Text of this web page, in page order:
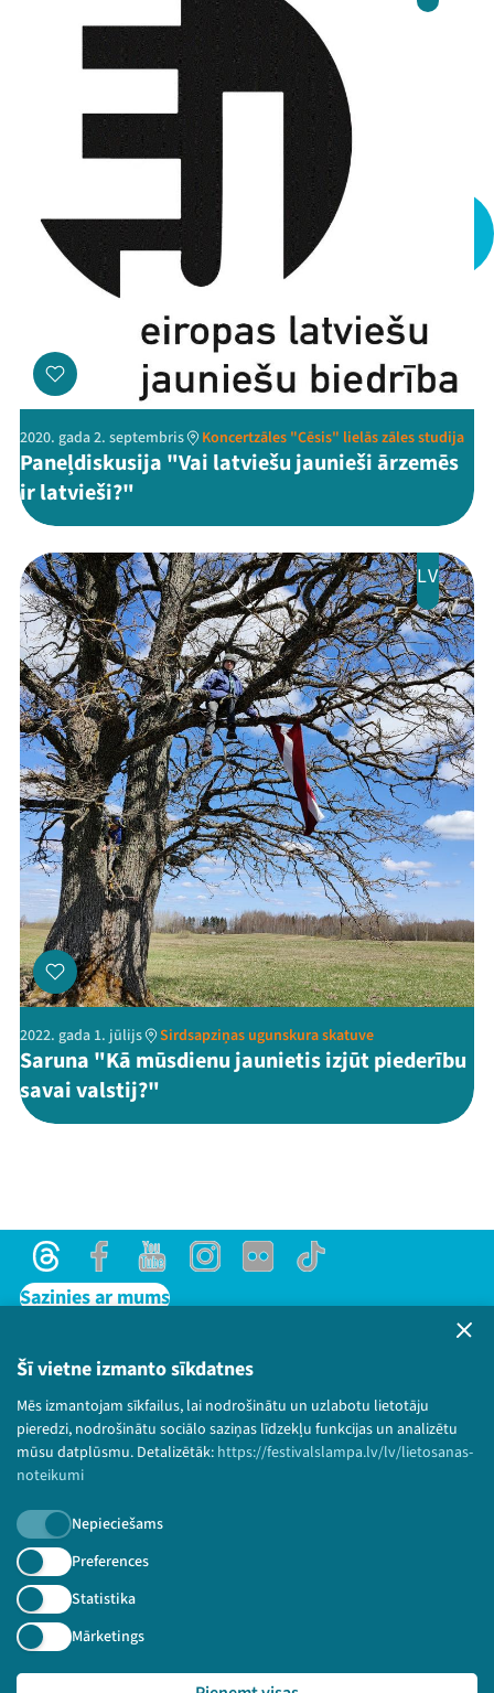
Šī vietne izmanto sīkdatnes
Mēs izmantojam sīkfailus, lai nodrošinātu un uzlabotu lietotāju
pieredzi, nodrošinātu sociālo saziņas līdzekļu funkcijas un analizētu
mūsu datplūsmu. Detalizētāk: https://festivalslampa.lv/lv/lietosanas-
noteikumi
Nepieciešams
Preferences
Statistika
Mārketings
Mana programma
Festivāls
Programma
Arhīvs
Viņi bija LAMPĀ 2026
Jaunumi
Ziedo
Veikals
Kontakti
ThreadsFacebookYoutube
X Instagram
Flick TikTok
2020. gada 2. septembris Koncertzāles "Cēsis" lielās zāles studija
Paneļdiskusija "Vai latviešu jaunieši ārzemēs
ir latvieši?"
LV
2022. gada 1. jūlijs Sirdsapziņas ugunskura skatuve
Saruna "Kā mūsdienu jaunietis izjūt piederību
savai valstij?"
ThreadsFacebookYoutubeInstagram
Flick TikTok
Sazinies ar mums
Lietošanas noteikumi un sīkdatņu politika
Bērnu aizsardzības politika
© 2026 Sarunu festivāls LAMPA Visas tiesības
paturētas.
Piesakies jaunumiem!
Nepalaid garām aktuālāko informāciju!